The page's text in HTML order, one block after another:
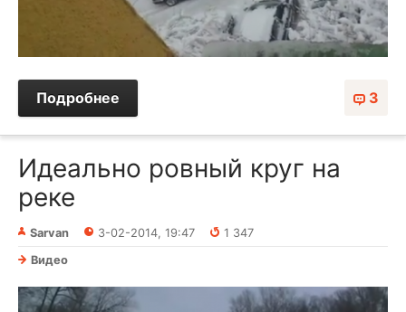
3
Подробнее
Идеально ровный круг на
реке
Sarvan 3-02-2014, 19:47
1 347
Видео